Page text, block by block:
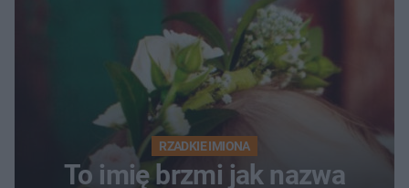
RZADKIE IMIONA
To imię brzmi jak nazwa